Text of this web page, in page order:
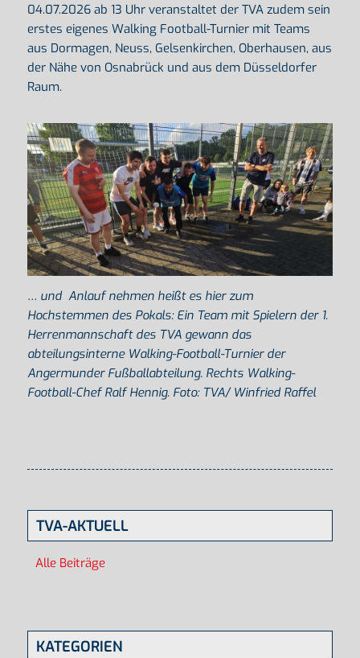
04.07.2026 ab 13 Uhr veranstaltet der TVA zudem sein
erstes eigenes Walking Football-Turnier mit Teams
aus Dormagen, Neuss, Gelsenkirchen, Oberhausen, aus
der Nähe von Osnabrück und aus dem Düsseldorfer
Raum.
… und Anlauf nehmen heißt es hier zum
Hochstemmen des Pokals: Ein Team mit Spielern der 1.
Herrenmannschaft des TVA gewann das
abteilungsinterne Walking-Football-Turnier der
Angermunder Fußballabteilung. Rechts Walking-
Football-Chef Ralf Hennig. Foto: TVA/ Winfried Raffel
TVA-AKTUELL
Alle Beiträge
KATEGORIEN